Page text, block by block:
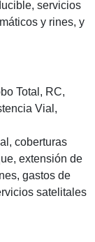
servicios
y rines, y
Total, RC,
Vial,
coberturas
extensión de
gastos de
satelitales